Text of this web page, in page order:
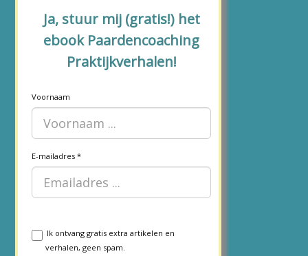
Ja, stuur mij (gratis!) het
ebook Paardencoaching
Praktijkverhalen!
Voornaam
E-mailadres
Ik ontvang gratis extra artikelen en
verhalen, geen spam.